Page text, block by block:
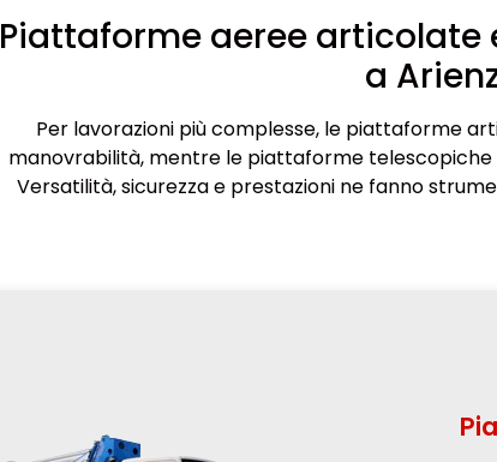
Piattaforme aeree articolate
a
Per lavorazioni più complesse, le piattaforme
manovrabilità, mentre le piattaforme telescopiche
Versatilità, sicurezza e prestazioni ne fanno